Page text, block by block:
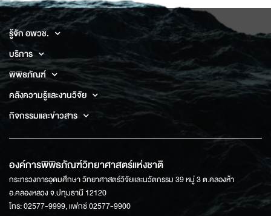
รู้จัก อพวช.
บริการ
พิพิธภัณฑ์
คลังความรู้และงานวิจัย
กิจกรรมและข่าวสาร
องค์การพิพิธภัณฑ์วิทยาศาสตร์แห่งชาติ
กระทรวงการอุดมศึกษา วิทยาศาสตร์วิจัยและนวัตกรรม 39 หมู่ 3 ต.คลองห้า
อ.คลองหลวง จ.ปทุมธานี 12120
โทร: 02577-9999, แฟกซ์ 02577-9900